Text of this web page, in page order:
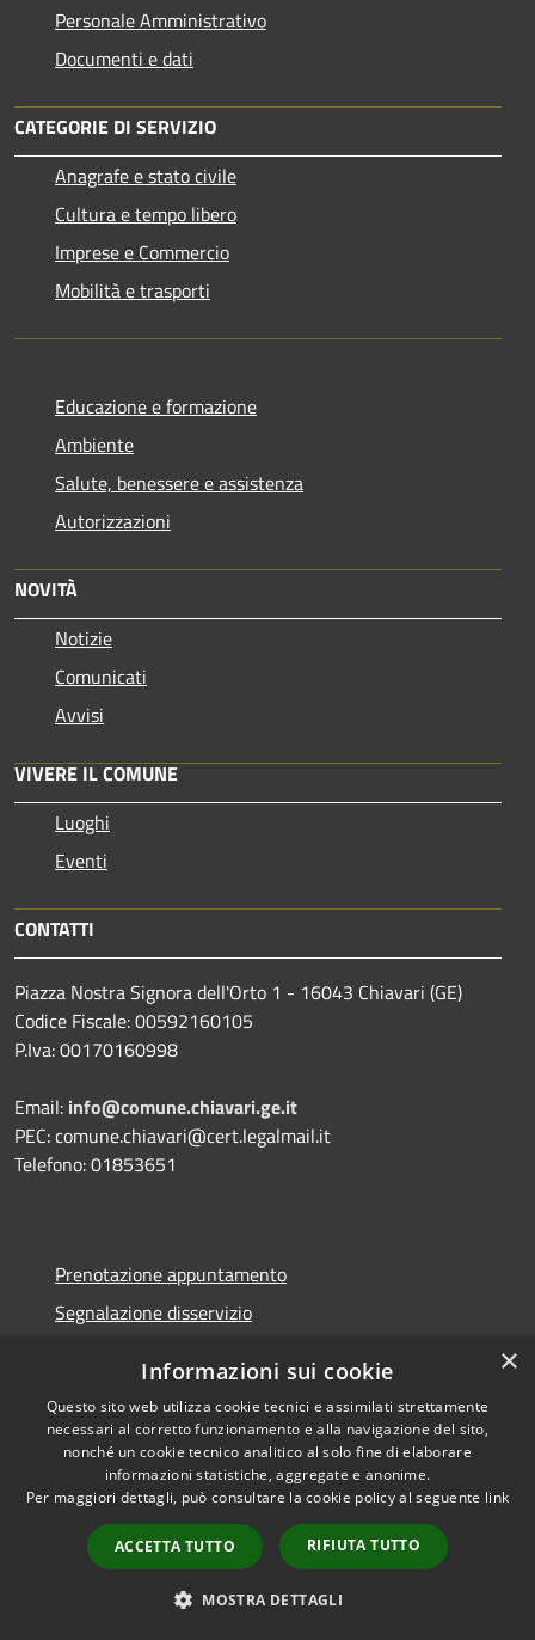
Personale Amministrativo
Documenti e dati
CATEGORIE DI SERVIZIO
Anagrafe e stato civile
Cultura e tempo libero
Imprese e Commercio
Mobilità e trasporti
Educazione e formazione
Ambiente
Salute, benessere e assistenza
Autorizzazioni
NOVITÀ
Notizie
Comunicati
Avvisi
VIVERE IL COMUNE
Luoghi
Eventi
CONTATTI
Piazza Nostra Signora dell'Orto 1 - 16043 Chiavari (GE)
Codice Fiscale: 00592160105
P.Iva: 00170160998
Email: info@comune.chiavari.ge.it
PEC: comune.chiavari@cert.legalmail.it
Telefono: 01853651
Prenotazione appuntamento
Segnalazione disservizio
Richiesta assistenza
Amministrazione trasparente
Albo Pretorio On Line
×
Informazioni sui cookie
Questo sito web utilizza cookie tecnici e assimilati strettamente
necessari al corretto funzionamento e alla navigazione del sito,
nonché un cookie tecnico analitico al solo fine di elaborare
informazioni statistiche, aggregate e anonime.
Per maggiori dettagli, può consultare la cookie policy al seguente link
ACCETTA TUTTO RIFIUTA TUTTO
MOSTRA DETTAGLI